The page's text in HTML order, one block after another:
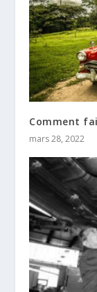
Comment
mars 28, 2022